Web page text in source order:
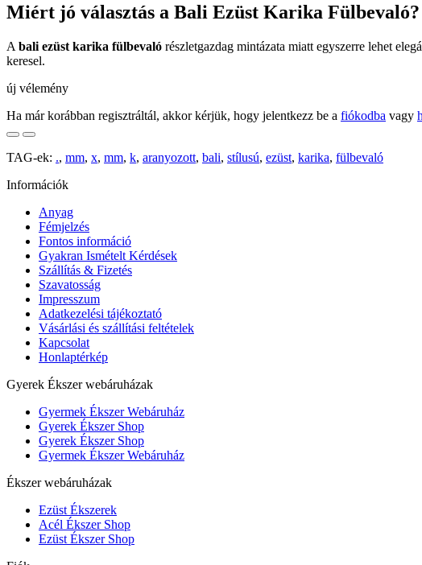
Miért jó választás a Bali Ezüst Karika Fülbevaló?
A bali ezüst karika fülbevaló részletgazdag mintázata miatt egyszerre lehet
keresel.
új vélemény
Ha már korábban regisztráltál, akkor kérjük, hogy jelentkezz be a fiókodba vagy
TAG-ek: ., mm, x, mm, k, aranyozott, bali, stílusú, ezüst, karika, fülbevaló
Információk
Anyag
Fémjelzés
Fontos információ
Gyakran Ismételt Kérdések
Szállítás & Fizetés
Szavatosság
Impresszum
Adatkezelési tájékoztató
Vásárlási és szállítási feltételek
Kapcsolat
Honlaptérkép
Gyerek Ékszer webáruházak
Gyermek Ékszer Webáruház
Gyerek Ékszer Shop
Gyerek Ékszer Shop
Gyermek Ékszer Webáruház
Ékszer webáruházak
Ezüst Ékszerek
Acél Ékszer Shop
Ezüst Ékszer Shop